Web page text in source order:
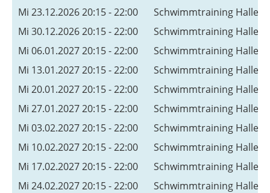
Mi 23.12.2026 20:15 - 22:00
Schwimmtraining
Mi 30.12.2026 20:15 - 22:00
Schwimmtraining
Mi 06.01.2027 20:15 - 22:00
Schwimmtraining
Mi 13.01.2027 20:15 - 22:00
Schwimmtraining
Mi 20.01.2027 20:15 - 22:00
Schwimmtraining
Mi 27.01.2027 20:15 - 22:00
Schwimmtraining
Mi 03.02.2027 20:15 - 22:00
Schwimmtraining
Mi 10.02.2027 20:15 - 22:00
Schwimmtraining
Mi 17.02.2027 20:15 - 22:00
Schwimmtraining
Mi 24.02.2027 20:15 - 22:00
Schwimmtraining